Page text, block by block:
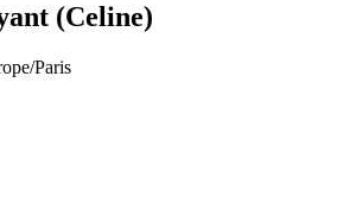
(Celine)
Paris